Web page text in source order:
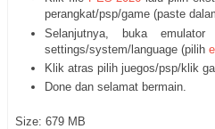
perangkat/psp/game (paste
Selanjutnya, buka
settings/system/language (pilih
Klik atras pilih juegos/psp/klik
Done dan selamat bermain.
Size: 679 MB